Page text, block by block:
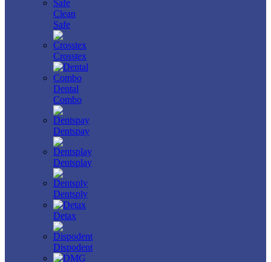
Clean
Safe
Crosstex
Dental
Combo
Dentspay
Dentsplay
Dentsply
Detax
Dispodent